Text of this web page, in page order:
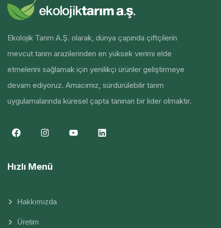
Ekolojik Tarım A.Ş. olarak, dünya çapında çiftçilerin
mevcut tarım arazilerinden en yüksek verimi elde
etmelerini sağlamak için yenilikçi ürünler geliştirmeye
devam ediyoruz. Amacımız, sürdürülebilir tarım
uygulamalarında küresel çapta tanınan bir lider olmaktır.
Hızlı Menü
Hakkımızda
Üretim